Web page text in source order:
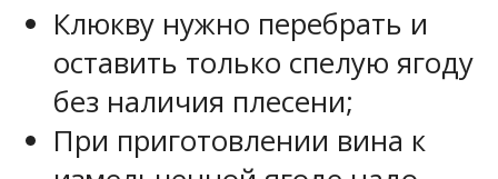
Клюкву нужно перебрать и
оставить только спелую ягоду
без наличия плесени;
При приготовлении вина к